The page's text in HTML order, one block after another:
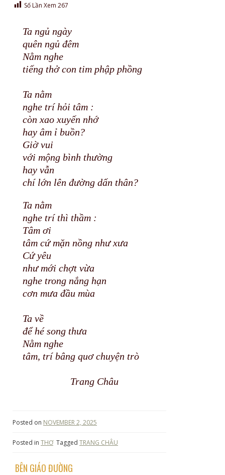
Số Lần Xem 267
Ta ngủ ngày
quên ngủ đêm
Nằm nghe
tiếng thở con tim phập phồng
Ta nằm
nghe trí hỏi tâm :
còn xao xuyến nhớ
hay âm ỉ buồn?
Giờ vui
với mộng bình thường
hay vẫn
chí lớn lên đường dấn thân?
Ta nằm
nghe trí thì thầm :
Tâm ơi
tâm cứ mặn nồng như xưa
Cứ yêu
như mới chợt vừa
nghe trong nắng hạn
cơn mưa đầu mùa
Ta về
để hé song thưa
Nằm nghe
tâm, trí bâng quơ chuyện trò
Trang Châu
Posted on NOVEMBER 2, 2025
Posted in THƠ Tagged TRANG CHÂU
BÊN GIÁO ĐƯỜNG